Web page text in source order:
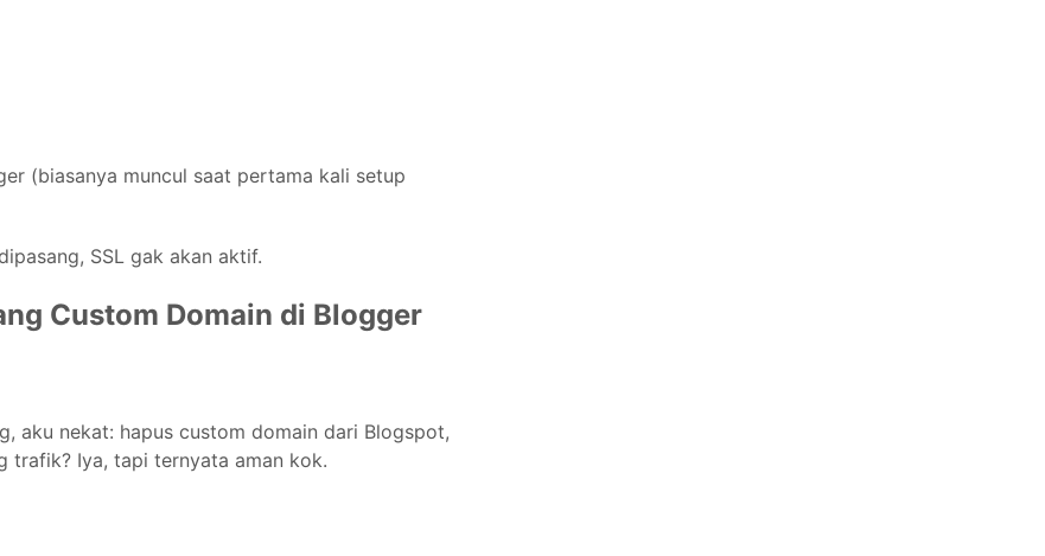
(biasanya muncul saat pertama kali setup
SSL gak akan aktif.
Custom Domain di Blogger
aku nekat: hapus custom domain dari Blogspot,
trafik? Iya, tapi ternyata aman kok.